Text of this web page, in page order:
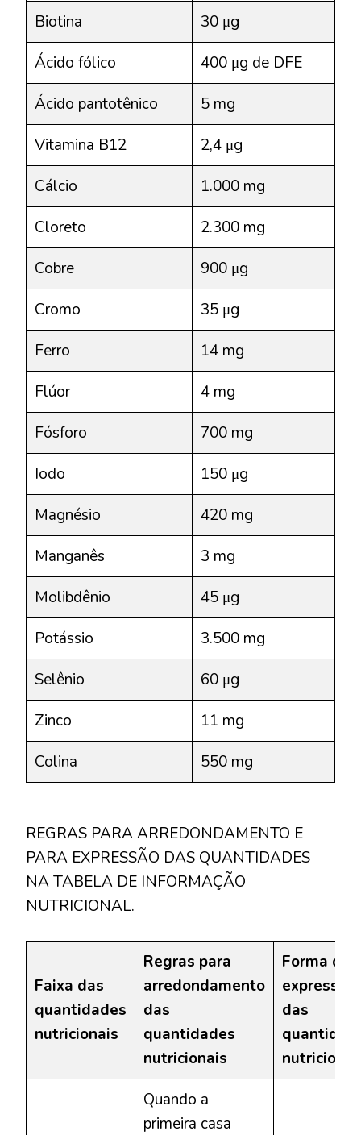
Biotina
30 μg
Ácido fólico
400 μg de DFE
Ácido pantotênico
5 mg
Vitamina B12
2,4 μg
Cálcio
1.000 mg
Cloreto
2.300 mg
Cobre
900 μg
Cromo
35 μg
Ferro
14 mg
Flúor
4 mg
Fósforo
700 mg
Iodo
150 μg
Magnésio
420 mg
Manganês
3 mg
Molibdênio
45 μg
Potássio
3.500 mg
Selênio
60 μg
Zinco
11 mg
Colina
550 mg
REGRAS PARA ARREDONDAMENTO E
PARA EXPRESSÃO DAS QUANTIDADES
NA TABELA DE INFORMAÇÃO
NUTRICIONAL.
Faixa das
quantidades
nutricionais
Regras para
arredondamento
das
quantidades
nutricionais
Forma de
expressão
das
Quando a
primeira casa